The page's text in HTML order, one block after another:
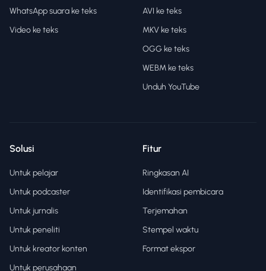
WhatsApp suara ke teks
Video ke teks
AVI ke teks
MKV ke teks
OGG ke teks
WEBM ke teks
Unduh YouTube
Solusi
Untuk pelajar
Untuk podcaster
Untuk jurnalis
Untuk peneliti
Untuk kreator konten
Untuk perusahaan
Fitur
Ringkasan AI
Identifikasi pembicara
Terjemahan
Stempel waktu
Format ekspor